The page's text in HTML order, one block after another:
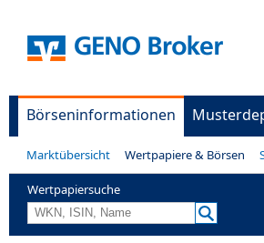
Börseninformationen
Marktübersicht Wertpapiere & Börsen
Wertpapiersuche